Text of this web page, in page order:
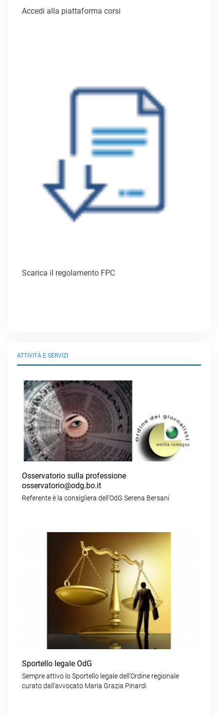
Accedi alla piattaforma corsi
Scarica il regolamento FPC
ATTIVITÀ E SERVIZI
Osservatorio sulla professione
osservatorio@odg.bo.it
Referente è la consigliera dell’OdG Serena Bersani
Sportello legale OdG
Sempre attivo lo Sportello legale dell’Ordine regionale
curato dall’avvocato Maria Grazia Pinardi